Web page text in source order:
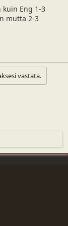
Eng 1-3
mutta 2-3
vastata.